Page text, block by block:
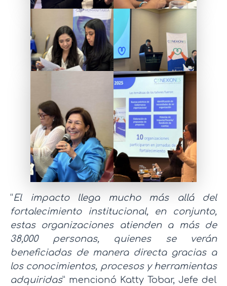
“El impacto llega mucho más allá del
fortalecimiento institucional, en conjunto,
estas organizaciones atienden a más de
38,000 personas, quienes se verán
beneficiadas de manera directa gracias a
los conocimientos, procesos y herramientas
adquiridas” mencionó Katty Tobar, Jefe del